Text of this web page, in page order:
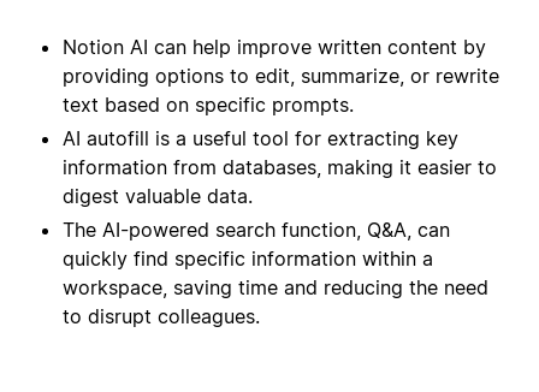
Notion AI can help improve written content by
providing options to edit, summarize, or rewrite
text based on specific prompts.
AI autofill is a useful tool for extracting key
information from databases, making it easier to
digest valuable data.
The AI-powered search function, Q&A, can
quickly find specific information within a
workspace, saving time and reducing the need
to disrupt colleagues.